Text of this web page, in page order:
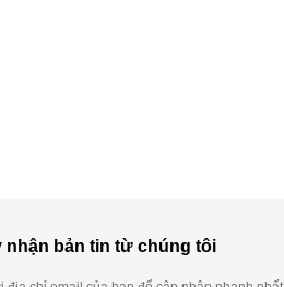
nhận bản tin từ chúng tôi